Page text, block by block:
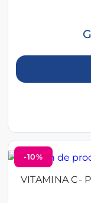
-10%
VITAMINA C-